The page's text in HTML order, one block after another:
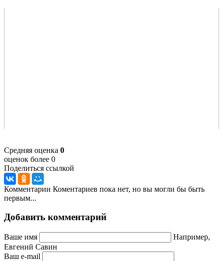
Средняя оценка 0
оценок более 0
Поделиться ссылкой
Комментарии Коментариев пока нет, но вы могли бы быть
первым...
Добавить комментарий
Ваше имя
Например,
Евгений Савин
Ваш e-mail